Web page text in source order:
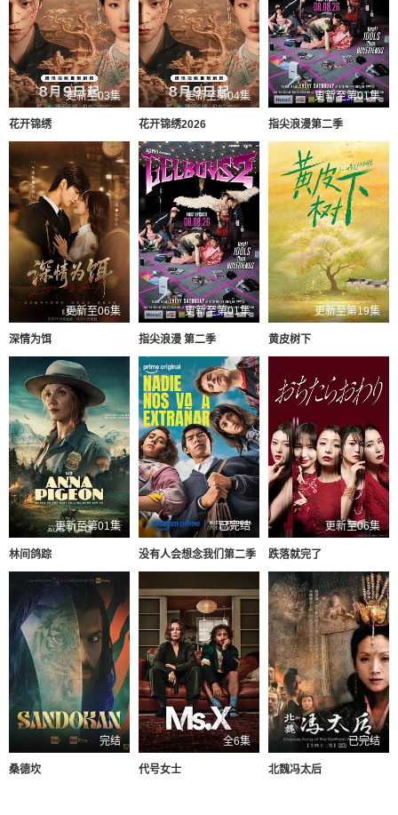
更新至03集
花开锦绣
更新至第04集
花开锦绣2026
更新至第01集
指尖浪漫第二季
更新至06集
深情为饵
更新至第01集
指尖浪漫 第二季
更新至第19集
黄皮树下
更新至第01集
林间鸽踪
已完结
没有人会想念我们第二季
更新至06集
跌落就完了
完结
桑德坎
全6集
代号女士
已完结
北魏冯太后